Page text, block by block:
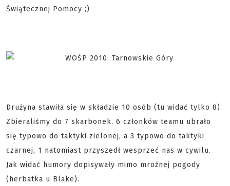
Świątecznej Pomocy ;)
Drużyna stawiła się w składzie 10 osób (tu widać tylko 8).
Zbieraliśmy do 7 skarbonek. 6 członków teamu ubrało
się typowo do taktyki zielonej, a 3 typowo do taktyki
czarnej, 1 natomiast przyszedł wesprzeć nas w cywilu.
Jak widać humory dopisywały mimo mroźnej pogody
(herbatka u Blake).